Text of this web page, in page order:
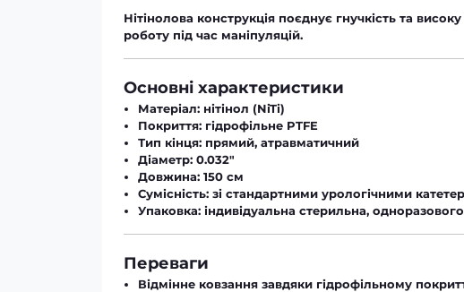
Нітінолова конструкція поєднує гнучкість та
роботу під час маніпуляцій.
Основні характеристики
Матеріал: нітінол (NiTi)
Покриття: гідрофільне PTFE
Тип кінця: прямий, атравматичний
Діаметр: 0.032″
Довжина: 150 см
Сумісність: зі стандартними урологічними
Упаковка: індивідуальна стерильна,
Переваги
Відмінне ковзання завдяки гідрофільному